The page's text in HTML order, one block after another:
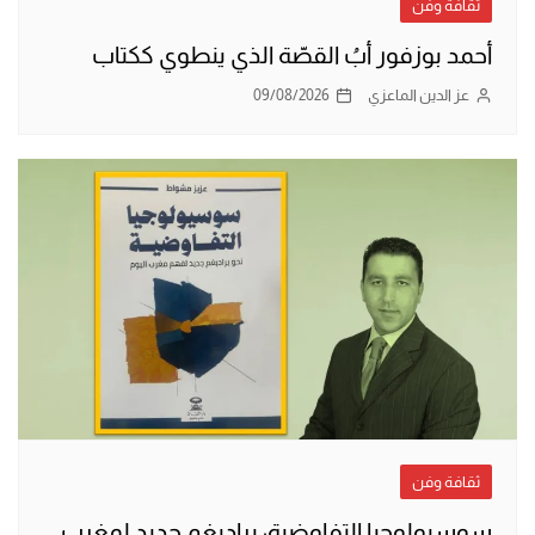
ثقافة وفن
أحمد بوزفور أبُ القصّة الذي ينطوي ككتاب
عز الدين الماعزي 09/08/2026
ثقافة وفن